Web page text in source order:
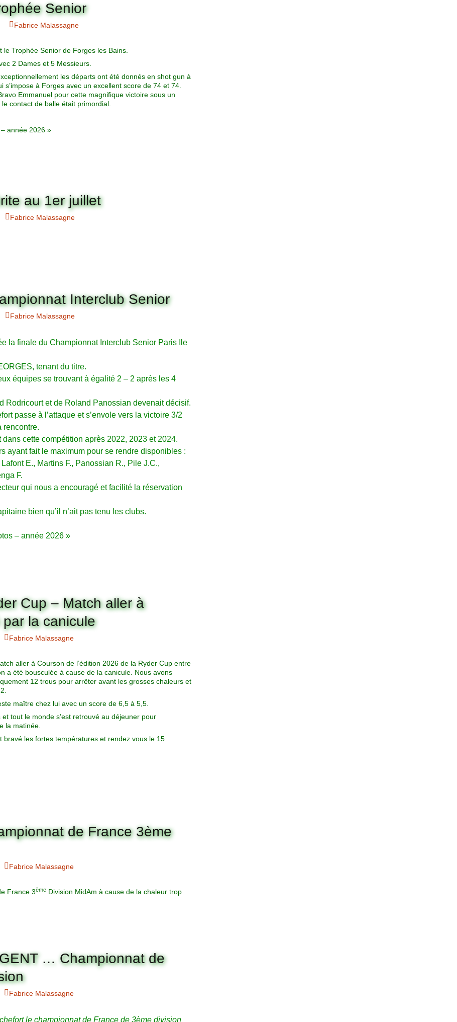
Senior
Fabrice Malassagne
Trophée Senior de Forges les Bains.
2 Dames et 5 Messieurs.
les départs ont été donnés en shot gun à
s’impose à Forges avec un excellent score de 74 et 74.
Emmanuel pour cette magnifique victoire sous un
contact de balle était primordial.
– année 2026 »
au 1er juillet
Fabrice Malassagne
Interclub Senior
Fabrice Malassagne
la finale du Championnat Interclub Senior Paris Ile
tenant du titre.
équipes se trouvant à égalité 2 – 2 après les 4
Rodricourt et de Roland Panossian devenait décisif.
passe à l’attaque et s’envole vers la victoire 3/2
rencontre.
cette compétition après 2022, 2023 et 2024.
ayant fait le maximum pour se rendre disponibles :
E., Martins F., Panossian R., Pile J.C.,
F.
qui nous a encouragé et facilité la réservation
bien qu’il n’ait pas tenu les clubs.
– année 2026 »
Cup – Match aller à
la canicule
Fabrice Malassagne
aller à Courson de l’édition 2026 de la Ryder Cup entre
a été bousculée à cause de la canicule. Nous avons
12 trous pour arrêter avant les grosses chaleurs et
maître chez lui avec un score de 6,5 à 5,5.
tout le monde s’est retrouvé au déjeuner pour
la matinée.
bravé les fortes températures et rendez vous le 15
de France 3ème
Fabrice Malassagne
France 3ème Division MidAm à cause de la chaleur trop
… Championnat de
Fabrice Malassagne
le championnat de France de 3ème division